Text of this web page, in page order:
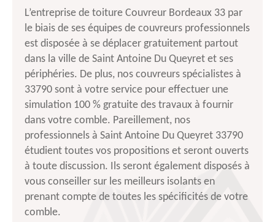
L’entreprise de toiture Couvreur Bordeaux 33 par
le biais de ses équipes de couvreurs professionnels
est disposée à se déplacer gratuitement partout
dans la ville de Saint Antoine Du Queyret et ses
périphéries. De plus, nos couvreurs spécialistes à
33790 sont à votre service pour effectuer une
simulation 100 % gratuite des travaux à fournir
dans votre comble. Pareillement, nos
professionnels à Saint Antoine Du Queyret 33790
étudient toutes vos propositions et seront ouverts
à toute discussion. Ils seront également disposés à
vous conseiller sur les meilleurs isolants en
prenant compte de toutes les spécificités de votre
comble.